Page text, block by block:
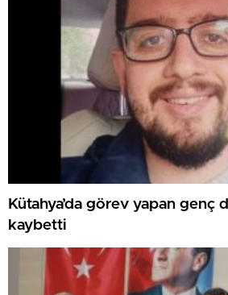
Kütahya’da görev yapan genç
kaybetti